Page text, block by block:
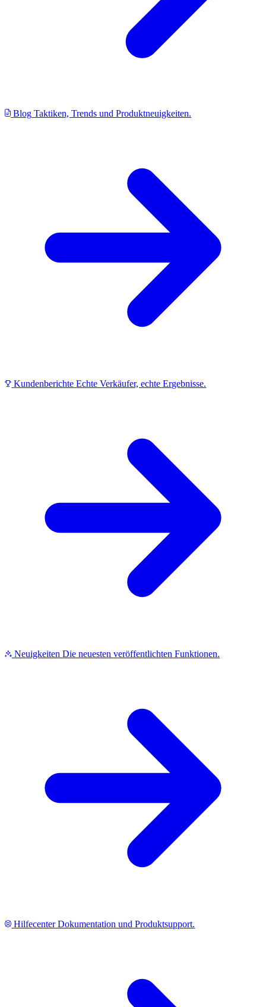
Blog Taktiken, Trends und Produktneuigkeiten.
Kundenberichte Echte Verkäufer, echte Ergebnisse.
Neuigkeiten Die neuesten veröffentlichten Funktionen.
Hilfecenter Dokumentation und Produktsupport.